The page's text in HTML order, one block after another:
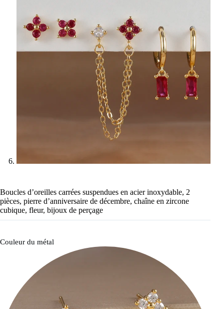
Boucles d’oreilles carrées suspendues en acier inoxydable, 2
pièces, pierre d’anniversaire de décembre, chaîne en zircone
cubique, fleur, bijoux de perçage
Couleur du métal